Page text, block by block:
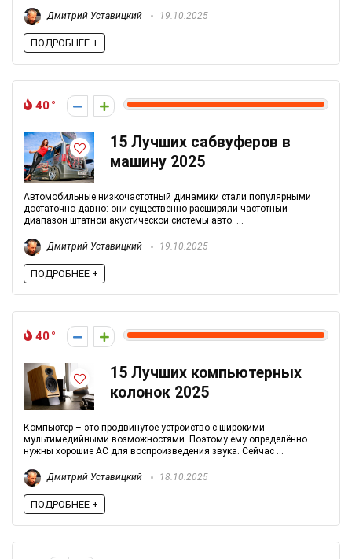
Дмитрий Уставицкий 19.10.2025
ПОДРОБНЕЕ +
40
15 Лучших сабвуферов в
машину 2025
Автомобильные низкочастотный динамики стали популярными
достаточно давно: они существенно расширяли частотный
диапазон штатной акустической системы авто. ...
Дмитрий Уставицкий 19.10.2025
ПОДРОБНЕЕ +
40
15 Лучших компьютерных
колонок 2025
Компьютер – это продвинутое устройство с широкими
мультимедийными возможностями. Поэтому ему определённо
нужны хорошие АС для воспроизведения звука. Сейчас ...
Дмитрий Уставицкий 18.10.2025
ПОДРОБНЕЕ +